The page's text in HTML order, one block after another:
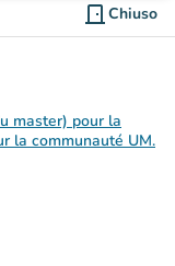
door_front Chiuso
master) pour la
la communauté UM.